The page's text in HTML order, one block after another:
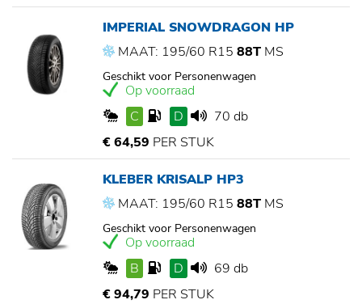
IMPERIAL SNOWDRAGON HP
MAAT: 195/60 R15 88T MS
Geschikt voor Personenwagen
Op voorraad
C
D
70 db
€ 64,59 PER STUK
KLEBER KRISALP HP3
MAAT: 195/60 R15 88T MS
Geschikt voor Personenwagen
Op voorraad
B
D
69 db
€ 94,79 PER STUK